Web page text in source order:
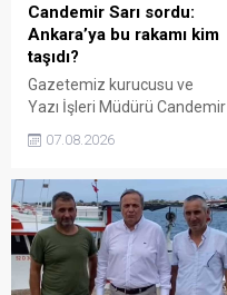
Candemir Sarı sordu:
Ankara’ya bu rakamı kim
taşıdı?
Gazetemiz kurucusu ve
Yazı İşleri Müdürü Candemir
tartışmalarını köşesine
300 liraya ulaştığı bir
dönemde Ankara’ya 240
liralık fiyat teklifi
götürüldüğü iddiasını
gündeme getiren Sarı,
07.08.2026